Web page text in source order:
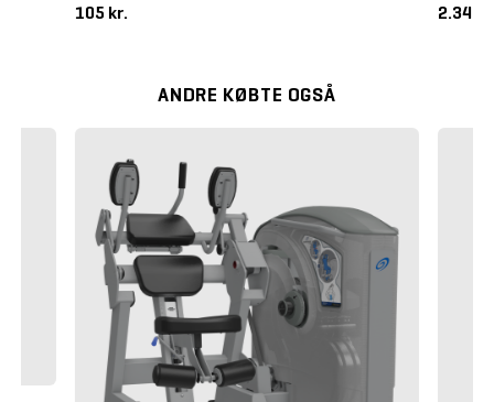
105 kr.
2.340
ANDRE KØBTE OGSÅ